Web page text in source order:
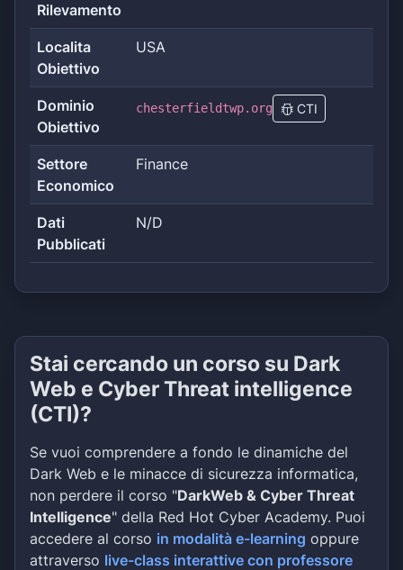
Rilevamento
Localita
Obiettivo
USA
Dominio
Obiettivo
chesterfieldtwp.org CTI
Settore
Economico
Finance
Dati
Pubblicati
N/D
Stai cercando un corso su Dark
Web e Cyber Threat intelligence
(CTI)?
Se vuoi comprendere a fondo le dinamiche del
Dark Web e le minacce di sicurezza informatica,
non perdere il corso "DarkWeb & Cyber Threat
Intelligence" della Red Hot Cyber Academy. Puoi
accedere al corso in modalità e-learning oppure
attraverso live-class interattive con professore